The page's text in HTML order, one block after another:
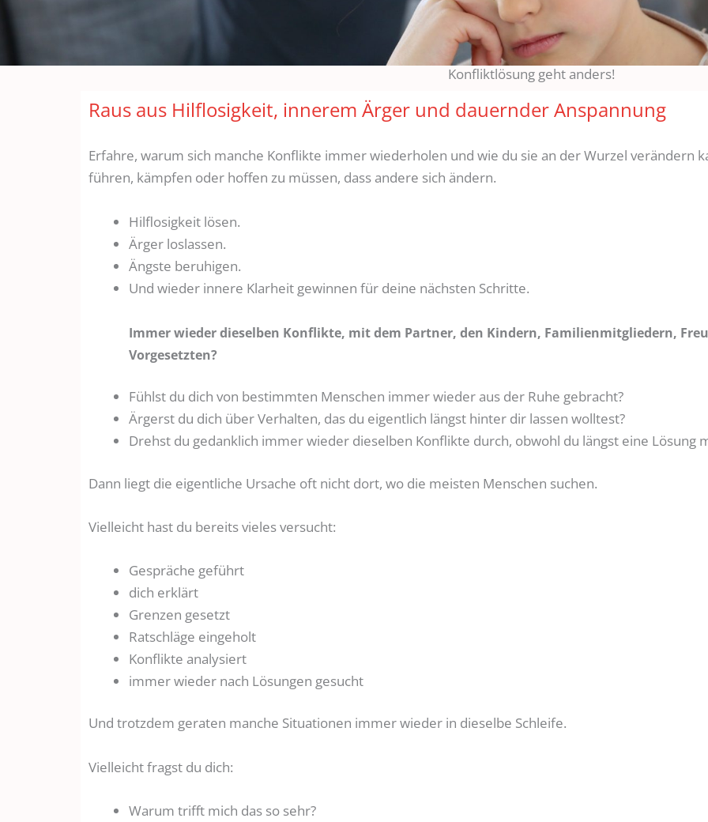
Konfliktlösung geht anders!
Raus aus Hilflosigkeit, innerem Ärger und dauernder Anspannung
Erfahre, warum sich manche Konflikte immer wiederholen und wie du sie an der Wurzel verändern
führen, kämpfen oder hoffen zu müssen, dass andere sich ändern.
Hilflosigkeit lösen.
Ärger loslassen.
Ängste beruhigen.
Und wieder innere Klarheit gewinnen für deine nächsten Schritte.
Immer wieder dieselben Konflikte, mit dem Partner, den Kindern, Familienmitgliedern,
Vorgesetzten?
Fühlst du dich von bestimmten Menschen immer wieder aus der Ruhe gebracht?
Ärgerst du dich über Verhalten, das du eigentlich längst hinter dir lassen wolltest?
Drehst du gedanklich immer wieder dieselben Konflikte durch, obwohl du längst eine Lösung
Dann liegt die eigentliche Ursache oft nicht dort, wo die meisten Menschen suchen.
Vielleicht hast du bereits vieles versucht:
Gespräche geführt
dich erklärt
Grenzen gesetzt
Ratschläge eingeholt
Konflikte analysiert
immer wieder nach Lösungen gesucht
Und trotzdem geraten manche Situationen immer wieder in dieselbe Schleife.
Vielleicht fragst du dich:
Warum trifft mich das so sehr?